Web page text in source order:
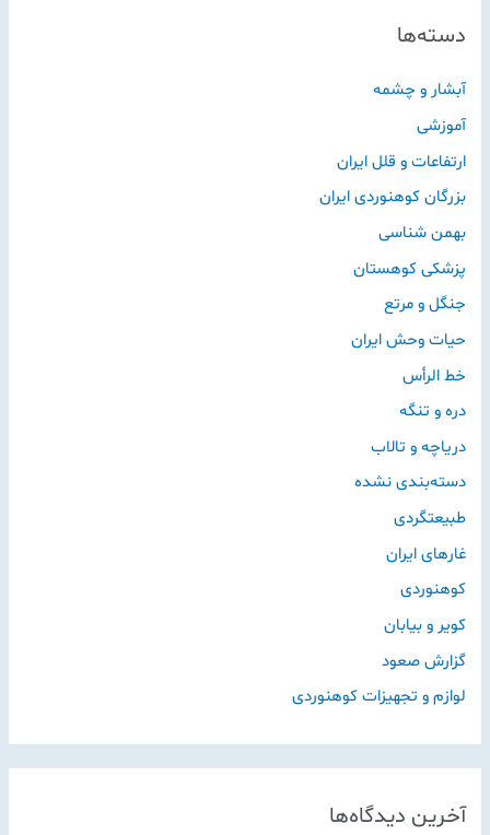
دسته‌ها
آبشار و چشمه
آموزشی
ارتفاعات و قلل ایران
بزرگان کوهنوردی ایران
بهمن شناسی
پزشکی کوهستان
جنگل و مرتع
حیات وحش ایران
خط الرأس
دره و تنگه
دریاچه و تالاب
دسته‌بندی نشده
طبیعتگردی
غارهای ایران
کوهنوردی
کویر و بیابان
گزارش صعود
لوازم و تجهیزات کوهنوردی
آخرین دیدگاه‌ها